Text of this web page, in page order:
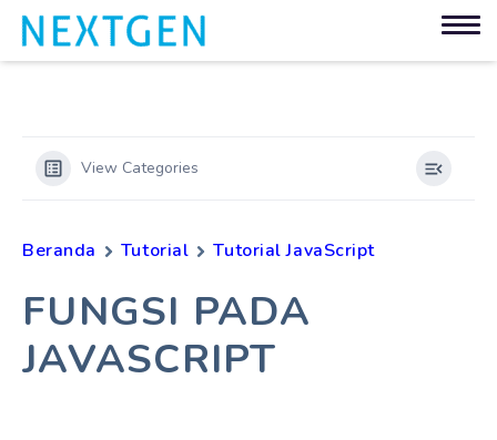
View Categories
Beranda Tutorial Tutorial JavaScript
FUNGSI PADA
JAVASCRIPT